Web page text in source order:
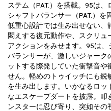
ステム（PAT.）を搭載。95は、
シャフトバランサー（PAT.）
低重心設計では生み出せない
悶えする復元動作や、スクリ
アクションをみせます。95は
バランサーが、激しいジャーク
ットする際発していた衝撃音や
せん。軽めのトゥイッチにも
を生み出します。いかなるロッ
なエスケープダートを披露。
ンスターに忍び寄り、突如そ